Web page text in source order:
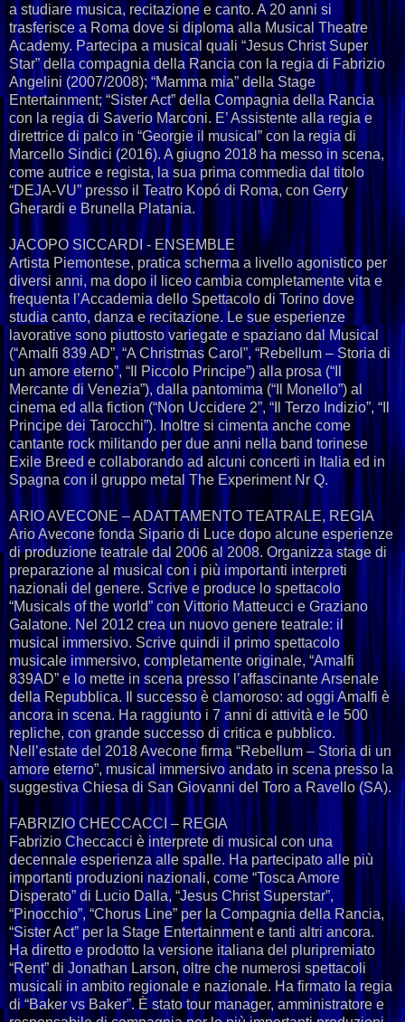
a studiare musica, recitazione e canto. A 20 anni si
trasferisce a Roma dove si diploma alla Musical Theatre
Academy. Partecipa a musical quali “Jesus Christ Super
Star” della compagnia della Rancia con la regia di Fabrizio
Angelini (2007/2008); “Mamma mia” della Stage
Entertainment; “Sister Act” della Compagnia della Rancia
con la regia di Saverio Marconi. E’ Assistente alla regia e
direttrice di palco in “Georgie il musical” con la regia di
Marcello Sindici (2016). A giugno 2018 ha messo in scena,
come autrice e regista, la sua prima commedia dal titolo
“DEJA-VU” presso il Teatro Kopó di Roma, con Gerry
Gherardi e Brunella Platania.
JACOPO SICCARDI - ENSEMBLE
Artista Piemontese, pratica scherma a livello agonistico per
diversi anni, ma dopo il liceo cambia completamente vita e
frequenta l’Accademia dello Spettacolo di Torino dove
studia canto, danza e recitazione. Le sue esperienze
lavorative sono piuttosto variegate e spaziano dal Musical
(“Amalfi 839 AD”, “A Christmas Carol”, “Rebellum – Storia di
un amore eterno”, “Il Piccolo Principe”) alla prosa (“Il
Mercante di Venezia”), dalla pantomima (“Il Monello”) al
cinema ed alla fiction (“Non Uccidere 2”, “Il Terzo Indizio”, “Il
Principe dei Tarocchi”). Inoltre si cimenta anche come
cantante rock militando per due anni nella band torinese
Exile Breed e collaborando ad alcuni concerti in Italia ed in
Spagna con il gruppo metal The Experiment Nr Q.
ARIO AVECONE – ADATTAMENTO TEATRALE, REGIA
Ario Avecone fonda Sipario di Luce dopo alcune esperienze
di produzione teatrale dal 2006 al 2008. Organizza stage di
preparazione al musical con i più importanti interpreti
nazionali del genere. Scrive e produce lo spettacolo
“Musicals of the world” con Vittorio Matteucci e Graziano
Galatone. Nel 2012 crea un nuovo genere teatrale: il
musical immersivo. Scrive quindi il primo spettacolo
musicale immersivo, completamente originale, “Amalfi
839AD” e lo mette in scena presso l’affascinante Arsenale
della Repubblica. Il successo è clamoroso: ad oggi Amalfi è
ancora in scena. Ha raggiunto i 7 anni di attività e le 500
repliche, con grande successo di critica e pubblico.
Nell’estate del 2018 Avecone firma “Rebellum – Storia di un
amore eterno”, musical immersivo andato in scena presso la
suggestiva Chiesa di San Giovanni del Toro a Ravello (SA).
FABRIZIO CHECCACCI – REGIA
Fabrizio Checcacci è interprete di musical con una
decennale esperienza alle spalle. Ha partecipato alle più
importanti produzioni nazionali, come “Tosca Amore
Disperato” di Lucio Dalla, “Jesus Christ Superstar”,
“Pinocchio”, “Chorus Line” per la Compagnia della Rancia,
“Sister Act” per la Stage Entertainment e tanti altri ancora.
Ha diretto e prodotto la versione italiana del pluripremiato
“Rent” di Jonathan Larson, oltre che numerosi spettacoli
musicali in ambito regionale e nazionale. Ha firmato la regia
di “Baker vs Baker”. È stato tour manager, amministratore e